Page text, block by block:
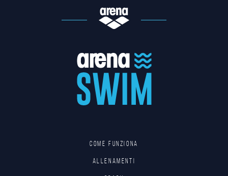
Come funziona
Allenamenti